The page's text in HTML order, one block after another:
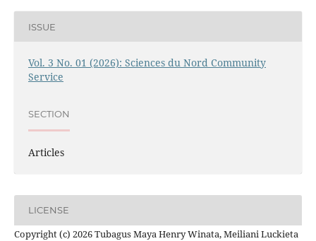
ISSUE
Vol. 3 No. 01 (2026): Sciences du Nord Community
Service
SECTION
Articles
LICENSE
Copyright (c) 2026 Tubagus Maya Henry Winata, Meiliani Luckieta